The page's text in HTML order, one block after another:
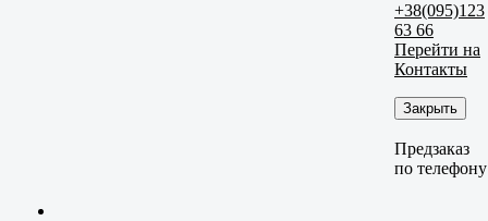
+38(095)123
63 66
Перейти на
Контакты
Закрыть
Предзаказ
по телефону